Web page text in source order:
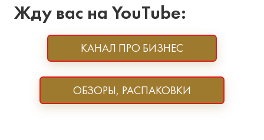
Жду вас на YouTube:
КАНАЛ ПРО БИЗНЕС
ОБЗОРЫ, РАСПАКОВКИ